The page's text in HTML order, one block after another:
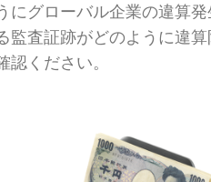
にグローバル企業の違算
監査証跡がどのように違
ください。